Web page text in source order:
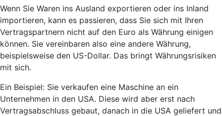
Wenn Sie Waren ins Ausland exportieren oder ins Inland
importieren, kann es passieren, dass Sie sich mit Ihren
Vertragspartnern nicht auf den Euro als Währung einigen
können. Sie vereinbaren also eine andere Währung,
beispielsweise den US-Dollar. Das bringt Währungsrisiken
mit sich.
Ein Beispiel: Sie verkaufen eine Maschine an ein
Unternehmen in den USA. Diese wird aber erst nach
Vertragsabschluss gebaut, danach in die USA geliefert und